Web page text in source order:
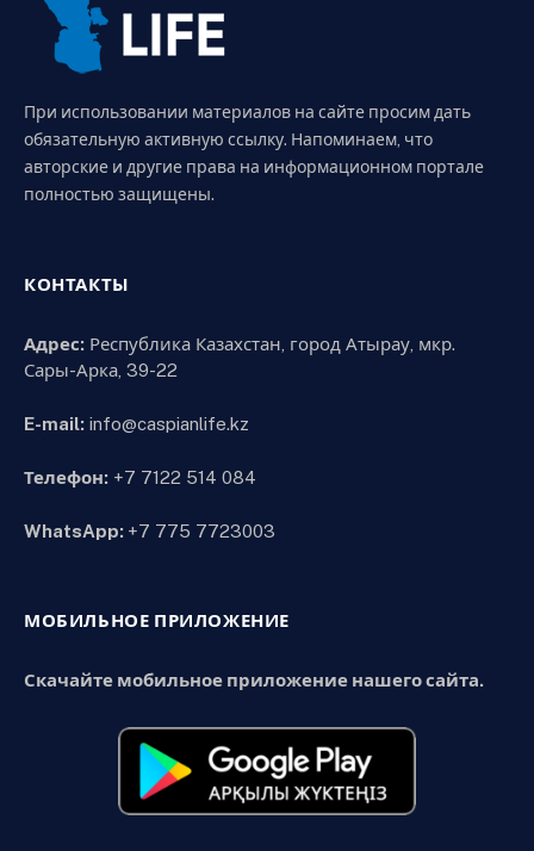
При использовании материалов на сайте просим дать
обязательную активную ссылку. Напоминаем, что
авторские и другие права на информационном портале
полностью защищены.
КОНТАКТЫ
Адрес: Республика Казахстан, город Атырау, мкр.
Сары-Арка, 39-22
E-mail: info@caspianlife.kz
Телефон: +7 7122 514 084
WhatsApp: +7 775 7723003
МОБИЛЬНОЕ ПРИЛОЖЕНИЕ
Скачайте мобильное приложение нашего сайта.